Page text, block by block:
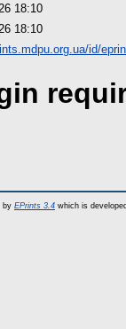
18:10
18:10
id/
by EPrints 3.4 which is